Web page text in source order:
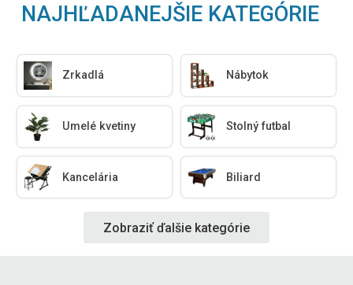
NAJHĽADANEJŠIE KATEGÓRIE
Zrkadlá Nábytok
Umelé kvetiny Stolný futbal
Kancelária Biliard
Zobraziť ďalšie kategórie